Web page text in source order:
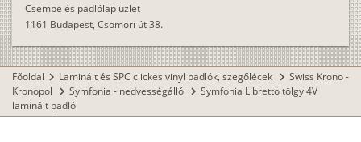
Csempe és padlólap üzlet
1161 Budapest, Csömöri út 38.
Főoldal chevron_right Laminált és SPC clickes vinyl padlók, szegőlécek chevron_right Swiss Krono -
Kronopol chevron_right Symfonia - nedvességálló chevron_right Symfonia Libretto tölgy 4V
laminált padló